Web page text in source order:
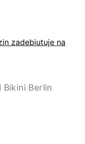
zadebiutuje na